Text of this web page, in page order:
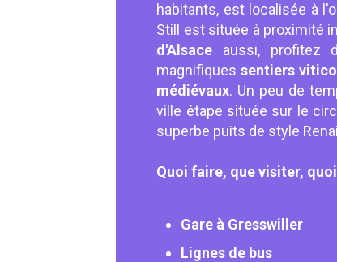
habitants, est localisée à
Still est située à proximité
d'Alsace aussi, profitez
magnifiquessentiers
médiévaux. Un peu de
ville étape située sur le
superbe puits de style
Quoi faire, que visiter,
Gare à Gresswiller
Lignes de bus